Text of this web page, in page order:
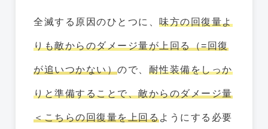
全滅する原因のひとつに、 味方の回復量よ
りも敵からのダメージ量が上回る（=回復
が追いつかない）ので、 耐性装備をしっか
りと準備することで、敵からのダメージ量
＜こちらの回復量を上回るようにする必要